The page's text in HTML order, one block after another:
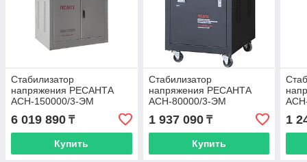
Стабилизатор
напряжения РЕСАНТА
АСН-150000/3-ЭМ
6 019 890 ₸
Купить
Стабилизатор
напряжения РЕСАНТА
АСН-80000/3-ЭМ
1 937 090₸
Купить
1